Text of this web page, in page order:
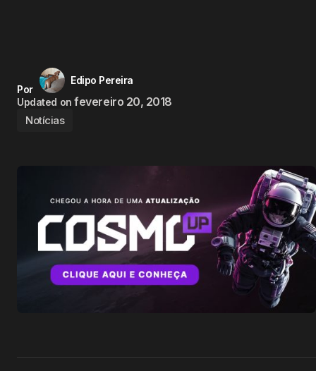
Por
Edipo Pereira
Updated on fevereiro 20, 2018
Notícias